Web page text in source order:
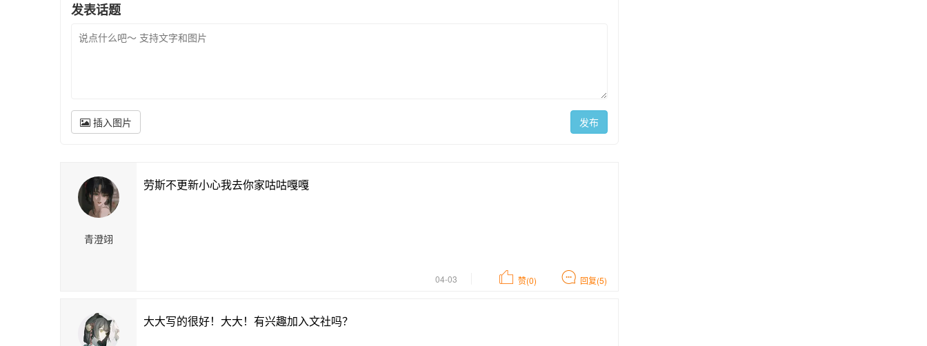
发表话题
插入图片 发布
青澄翊
劳斯不更新小心我去你家咕咕嘎嘎
04-03 赞(0) 回复(5)
大大写的很好！大大！有兴趣加入文社吗？